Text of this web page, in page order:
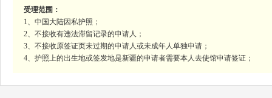
受理范围：
1、中国大陆因私护照；
2、不接收有违法滞留记录的申请人；
3、不接收原签证页未过期的申请人或未成年人单独申请；
4、护照上的出生地或签发地是新疆的申请者需要本人去使馆申请签证；